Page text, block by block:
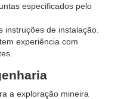
especificados pelo
instruções de instalação.
experiência com
a exploração mineira